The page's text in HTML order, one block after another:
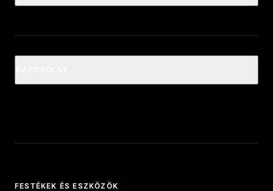
FESTÉKEK ÉS ESZKÖZÖK